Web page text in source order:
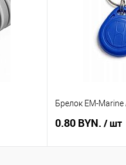
Брелок EM-
0.80 BYN. / шт